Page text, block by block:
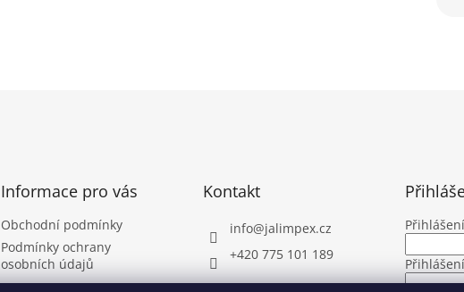
Informace pro vás
Obchodní podmínky
Podmínky ochrany
osobních údajů
Kontakt
info@jalimpex.cz
+420 775 101 189